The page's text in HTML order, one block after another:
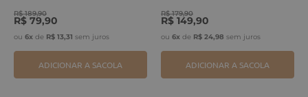
R$ 189,90
R$ 79,90
ou 6x de R$ 13,31 sem juros
ADICIONAR A SACOLA
R$ 179,90
R$ 149,90
ou 6x de R$ 24,98 sem juros
ADICIONAR A SACOLA